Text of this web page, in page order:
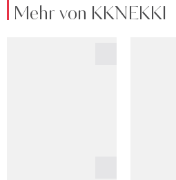
Mehr von KKNEKKI